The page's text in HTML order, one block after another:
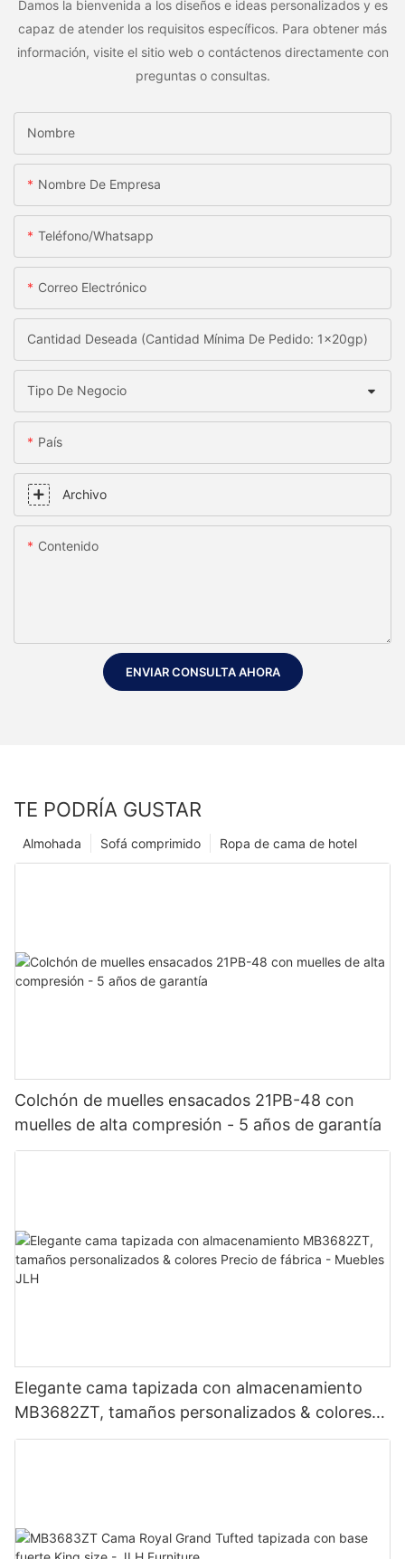
Damos la bienvenida a los diseños e ideas personalizados y es
capaz de atender los requisitos específicos. Para obtener más
información, visite el sitio web o contáctenos directamente con
preguntas o consultas.
Nombre
Nombre De Empresa
Teléfono/whatsapp
Correo Electrónico
Cantidad Deseada (Cantidad Mínima De Pedido: 1x20gp)
Tipo De Negocio
País
Archivo
Contenido
ENVIAR CONSULTA AHORA
TE PODRÍA GUSTAR
Ropa de cama de hotel
Sofá comprimido
Almohada
Colchón de muelles ensacados 21PB-48 con
muelles de alta compresión - 5 años de garantía
Elegante cama tapizada con almacenamiento
MB3682ZT, tamaños personalizados & colores
Precio de fábrica - Muebles JLH